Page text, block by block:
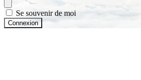
Se souvenir de moi
Connexion